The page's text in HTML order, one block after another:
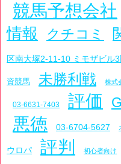
競馬予想会社
情報
クチコミ
区南大塚2-11-10 ミモザビル
資競馬 未勝利戦 株式
03-6631-7403 評価
悪徳
03-6704-5627
ウロパ 評判 初心者向け